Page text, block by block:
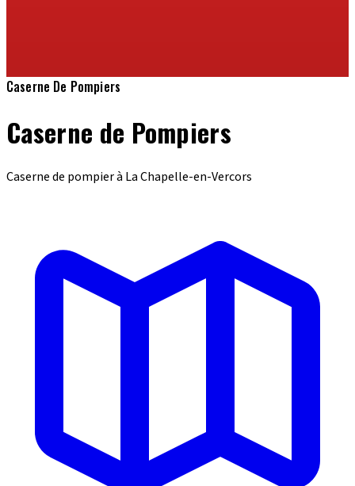
Caserne De Pompiers
Caserne de Pompiers
Caserne de pompier à La Chapelle-en-Vercors